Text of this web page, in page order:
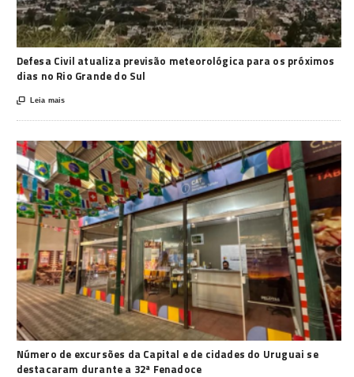
Defesa Civil atualiza previsão meteorológica para os próximos
dias no Rio Grande do Sul
 Leia mais
Número de excursões da Capital e de cidades do Uruguai se
destacaram durante a 32ª Fenadoce